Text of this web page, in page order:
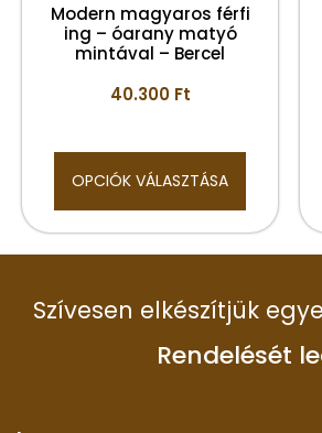
Modern magyaros férfi
ing – óarany matyó
mintával – Bercel
40.300 Ft
OPCIÓK VÁLASZTÁSA
Szívesen elkészítjük
Rendelését